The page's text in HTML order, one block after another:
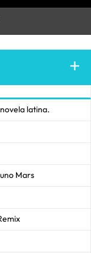
latina.
Mars